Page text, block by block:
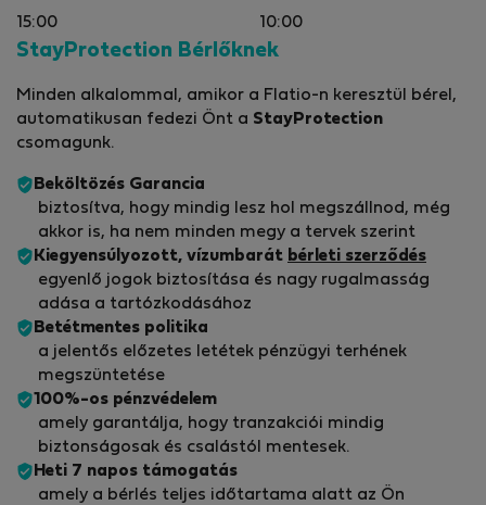
15:00 10:00
StayProtection Bérlőknek
Minden alkalommal, amikor a Flatio-n keresztül bérel,
automatikusan fedezi Önt a StayProtection
csomagunk.
Beköltözés Garancia
biztosítva, hogy mindig lesz hol megszállnod, még
akkor is, ha nem minden megy a tervek szerint
Kiegyensúlyozott, vízumbarát bérleti szerződés
egyenlő jogok biztosítása és nagy rugalmasság
adása a tartózkodásához
Betétmentes politika
a jelentős előzetes letétek pénzügyi terhének
megszüntetése
100%-os pénzvédelem
amely garantálja, hogy tranzakciói mindig
biztonságosak és csalástól mentesek.
Heti 7 napos támogatás
amely a bérlés teljes időtartama alatt az Ön